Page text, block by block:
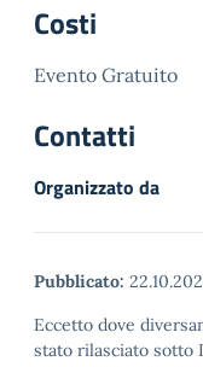
Costi
Evento Gratuito
Contatti
Organizzato da
Pubblicato:
Eccetto dove
stato rilasciato sotto